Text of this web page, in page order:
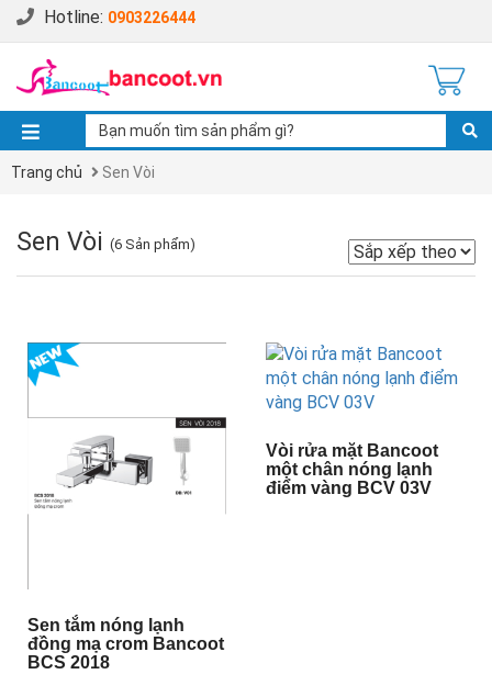
Hotline: 0903226444
Trang chủ Sen Vòi
Sen Vòi (6 Sản phẩm)
Sen tắm nóng lạnh
đồng mạ crom Bancoot
BCS 2018
Vòi rửa mặt Bancoot
một chân nóng lạnh
điểm vàng BCV 03V